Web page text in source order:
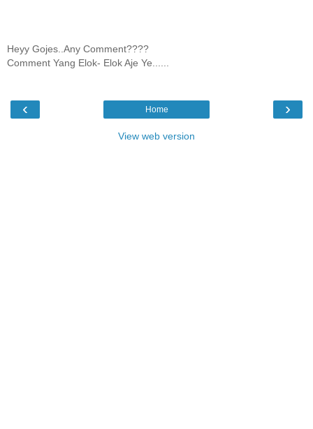
Heyy Gojes..Any Comment????
Comment Yang Elok- Elok Aje Ye......
‹ ›
Home
View web version